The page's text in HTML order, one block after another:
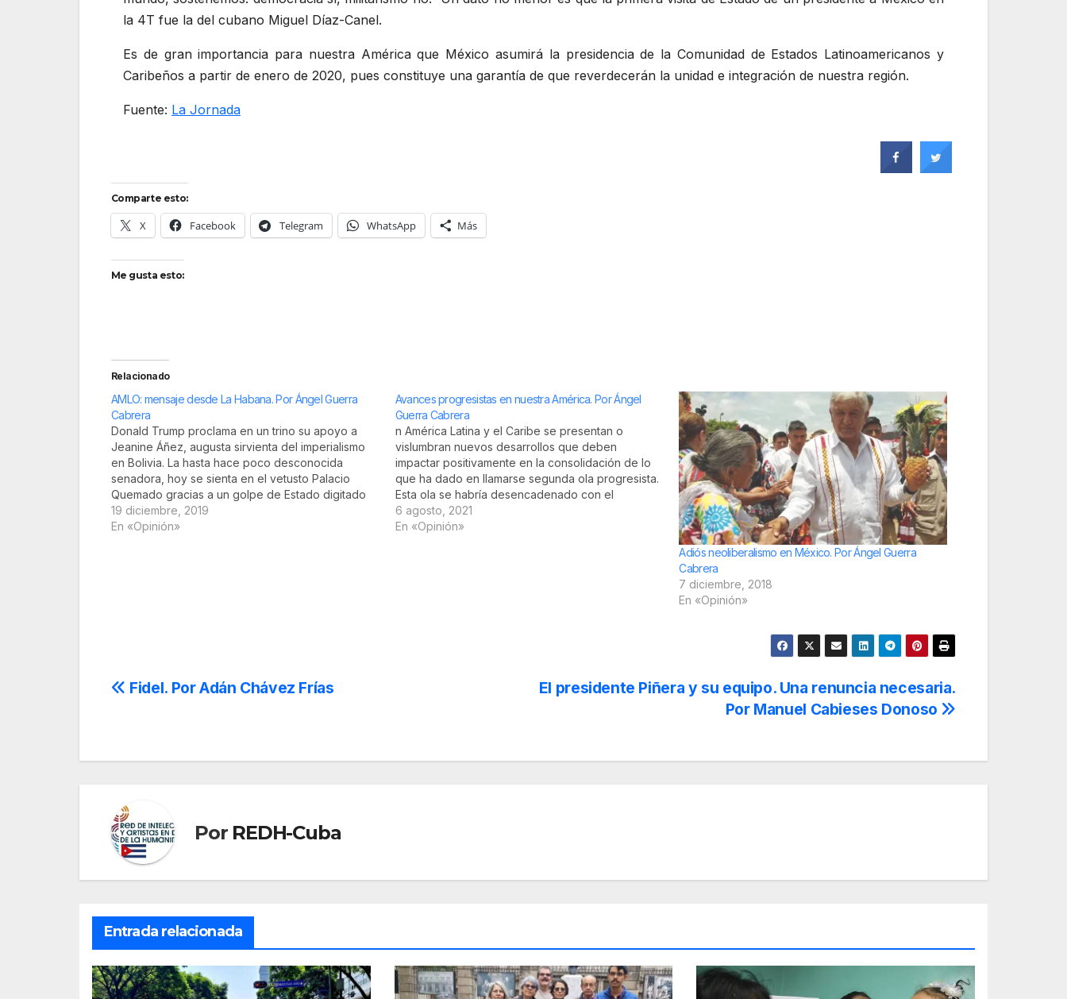
la 4T fue la del cubano Miguel Díaz-Canel.
Es de gran importancia para nuestra América que México asumirá la presidencia de la Comunidad de Estados Latinoamericanos y
Caribeños a partir de enero de 2020, pues constituye una garantía de que reverdecerán la unidad e integración de nuestra región.
Fuente: La Jornada
Comparte esto:
X Facebook Telegram WhatsApp Más
Me gusta esto:
Relacionado
AMLO: mensaje desde La Habana. Por Ángel Guerra
Cabrera
Donald Trump proclama en un trino su apoyo a
Jeanine Áñez, augusta sirvienta del imperialismo
en Bolivia. La hasta hace poco desconocida
senadora, hoy se sienta en el vetusto Palacio
Quemado gracias a un golpe de Estado digitado
desde Washington con el apoyo del jefe del
ejército boliviano. Según Trump,…
19 diciembre, 2019
En «Opinión»
Avances progresistas en nuestra América. Por Ángel
Guerra Cabrera
n América Latina y el Caribe se presentan o
vislumbran nuevos desarrollos que deben
impactar positivamente en la consolidación de lo
que ha dado en llamarse segunda ola progresista.
Esta ola se habría desencadenado con el
surgimiento de nuevos gobiernos populares en la
región, después de varias derrotas del
6 agosto, 2021
En «Opinión»
Adiós neoliberalismo en México. Por Ángel Guerra
Cabrera
7 diciembre, 2018
En «Opinión»
Navegación
entradas
El presidente Piñera y su equipo. Una renuncia necesaria.
Por Manuel Cabieses Donoso
Fidel. Por Adán Chávez Frías
Por REDH-Cuba
Entrada relacionada